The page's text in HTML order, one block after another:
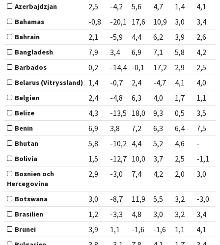
Azerbajdzjan 2,5 -4,2 5,6 4,7 1,4 4,1
Bahamas -0,8 -20,1 17,6 10,9 3,0 3,4
Bahrain 2,1 -5,9 4,4 6,2 3,9 2,6
Bangladesh 7,9 3,4 6,9 7,1 5,8 4,2
Barbados 0,2 -14,4 -0,1 17,2 2,9 2,5
Belarus (Vitryssland) 1,4 -0,7 2,4 -4,7 4,1 4,0
Belgien 2,4 -4,8 6,3 4,0 1,7 1,1
Belize 4,3 -13,5 18,0 9,3 0,5 3,5
Benin 6,9 3,8 7,2 6,3 6,4 7,5
Bhutan 5,8 -10,2 4,4 5,2 4,6 -
Bolivia 1,5 -12,7 10,0 3,7 2,5 -1,1
Bosnien och
Hercegovina
2,9 -3,0 7,4 4,2 2,0 3,0
Botswana 3,0 -8,7 11,9 5,5 3,2 -3,0
Brasilien 1,2 -3,3 4,8 3,0 3,2 3,4
Brunei 3,9 1,1 -1,6 -1,6 1,1 4,1